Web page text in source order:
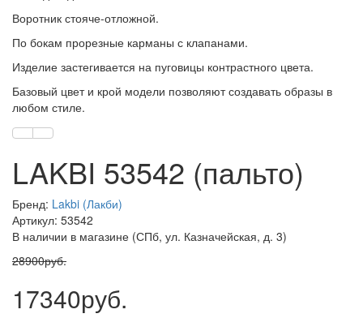
Воротник стояче-отложной.
По бокам прорезные карманы с клапанами.
Изделие застегивается на пуговицы контрастного цвета.
Базовый цвет и крой модели позволяют создавать образы в
любом стиле.
LAKBI 53542 (пальто)
Бренд: Lakbi (Лакби)
Артикул: 53542
В наличии в магазине (СПб, ул. Казначейская, д. 3)
28900руб.
17340руб.